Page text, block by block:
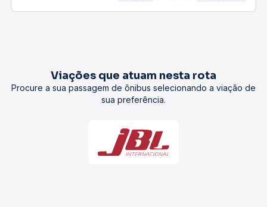
Viações que atuam nesta rota
Procure a sua passagem de ônibus selecionando a viação de
sua preferência.